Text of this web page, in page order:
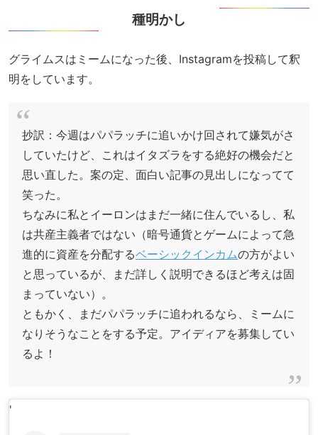
種明かし
グライムスはミームになった後、Instagramを投稿して釈
明をしています。
抄訳：今週はパパラッチに追いかけ回されて嫌気がさ
していたけど、これはイタズラをする絶好の機会だと
思い直した。案の定、面白い記事の見出しになってて
笑った。
ちなみに私とイーロンはまだ一緒に住んでいるし、私
は共産主義者ではない（暗号通貨とゲームによって急
進的に資産を分配するベーシックインカムの方がよい
と思っているが、まだ詳しく説明できるほど考えは固
まっていない）。
ともかく、まだパパラッチに追われるなら、ミームに
なりそうなことをする予定。アイディアを募集してい
るよ！
'